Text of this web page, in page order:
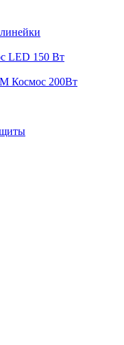
LED 150 Вт
Космос 200Вт